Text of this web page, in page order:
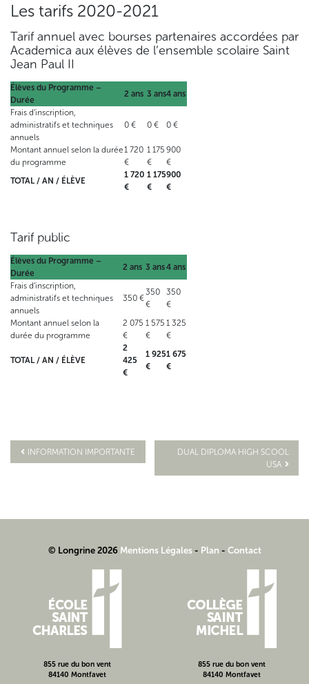
Les tarifs 2020-2021
Tarif annuel avec bourses partenaires accordées par
Academica aux élèves de l’ensemble scolaire Saint
Jean Paul II
Élèves du Programme –
Durée
2 ans 3 ans4 ans
Frais d’inscription,
administratifs et techniques
annuels
0 € 0 € 0 €
Montant annuel selon la durée
du programme
1 720
€
1 175
€
900
€
TOTAL / AN / ÉLÈVE
1 720
€
1 175
€
900
€
Tarif public
Élèves du Programme –
Durée
2 ans 3 ans4 ans
Frais d’inscription,
administratifs et techniques
annuels
350 €
350
€
350
€
Montant annuel selon la
durée du programme
2 075
€
1 575
€
1 325
€
TOTAL / AN / ÉLÈVE
2
425
€
1 925
€
1 675
€
INFORMATION IMPORTANTE
DUAL DIPLOMA HIGH SCOOL
USA
© Longrine 2026 Mentions Légales - Plan - Contact
855 rue du bon vent
84140 Montfavet
855 rue du bon vent
84140 Montfavet